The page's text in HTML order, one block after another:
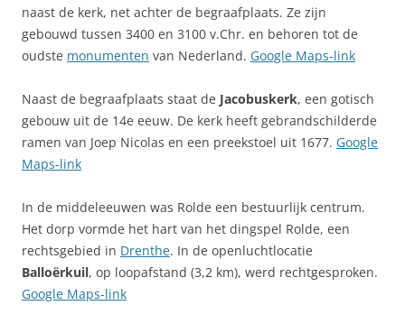
naast de kerk, net achter de begraafplaats. Ze zijn
gebouwd tussen 3400 en 3100 v.Chr. en behoren tot de
oudste monumenten van Nederland. Google Maps-link
Naast de begraafplaats staat de Jacobuskerk, een gotisch
gebouw uit de 14e eeuw. De kerk heeft gebrandschilderde
ramen van Joep Nicolas en een preekstoel uit 1677. Google
Maps-link
In de middeleeuwen was Rolde een bestuurlijk centrum.
Het dorp vormde het hart van het dingspel Rolde, een
rechtsgebied in Drenthe. In de openluchtlocatie
Balloërkuil, op loopafstand (3,2 km), werd rechtgesproken.
Google Maps-link